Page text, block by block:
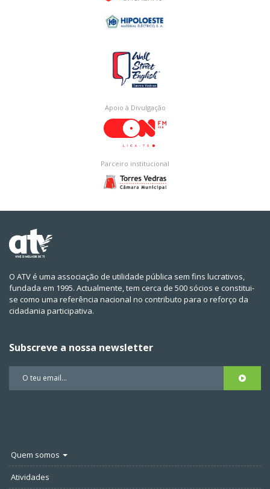
Apoio à Divulgação
Parceiro institucional
O ATV é uma associação de utilidade pública sem fins lucrativos,
fundada em 1995. Actualmente, tem cerca de 500 sócios e constitui-
se como uma referência nacional no contributo para o reforço da
cidadania participativa.
Subscreve a nossa newsletter
Quem somos
Atividades